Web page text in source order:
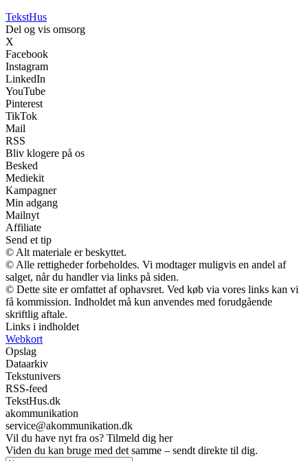
TekstHus
Del og vis omsorg
X
Facebook
Instagram
LinkedIn
YouTube
Pinterest
TikTok
Mail
RSS
Bliv klogere på os
Besked
Mediekit
Kampagner
Min adgang
Mailnyt
Affiliate
Send et tip
© Alt materiale er beskyttet.
© Alle rettigheder forbeholdes. Vi modtager muligvis en andel af
salget, når du handler via links på siden.
© Dette site er omfattet af ophavsret. Ved køb via vores links kan vi
få kommission. Indholdet må kun anvendes med forudgående
skriftlig aftale.
Links i indholdet
Webkort
Opslag
Dataarkiv
Tekstunivers
RSS-feed
TekstHus.dk
akommunikation
service@akommunikation.dk
Vil du have nyt fra os? Tilmeld dig her
Viden du kan bruge med det samme – sendt direkte til dig.